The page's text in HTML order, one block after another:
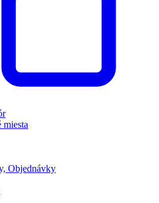
Objednávky